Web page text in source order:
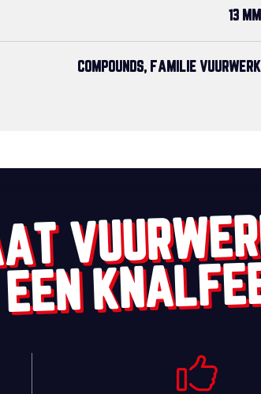
13 MM
COMPOUNDS, FAMILIE VUURWERK